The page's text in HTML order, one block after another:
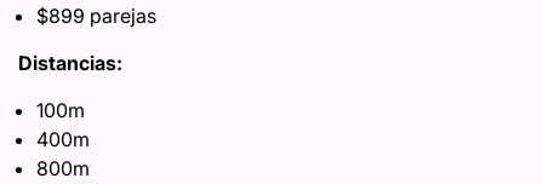
$899 parejas
Distancias:
100m
400m
800m